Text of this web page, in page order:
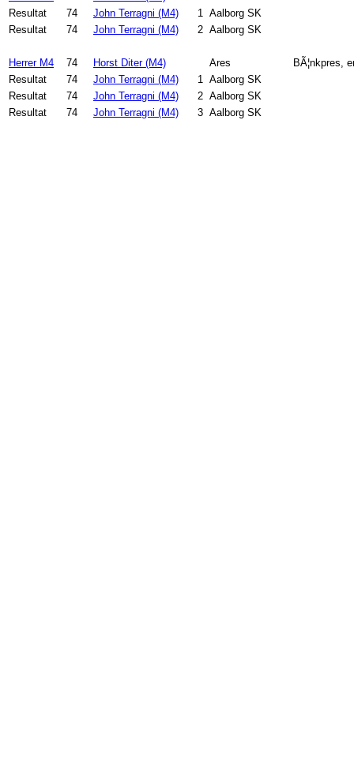
Resultat
74 John Terragni (M4) 1 Aalborg SK
Resultat
74 John Terragni (M4) 2 Aalborg SK
Herrer M4 74 Horst Diter (M4) Ares
BÃ¦nkpres,
Resultat
74 John Terragni (M4) 1 Aalborg SK
Resultat
74 John Terragni (M4) 2 Aalborg SK
Resultat
74 John Terragni (M4) 3 Aalborg SK